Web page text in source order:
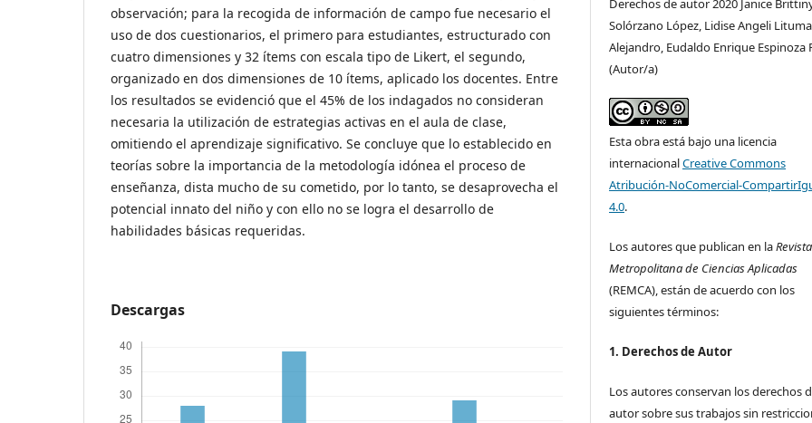
observación; para la recogida de información de campo fue necesario el
uso de dos cuestionarios, el primero para estudiantes, estructurado con
cuatro dimensiones y 32 ítems con escala tipo de Likert, el segundo,
organizado en dos dimensiones de 10 ítems, aplicado los docentes. Entre
los resultados se evidenció que el 45% de los indagados no consideran
necesaria la utilización de estrategias activas en el aula de clase,
omitiendo el aprendizaje significativo. Se concluye que lo establecido en
teorías sobre la importancia de la metodología idónea el proceso de
enseñanza, dista mucho de su cometido, por lo tanto, se desaprovecha el
potencial innato del niño y con ello no se logra el desarrollo de
habilidades básicas requeridas.
Descargas
Derechos de autor 2020 Janice
Solórzano López, Lidise Angeli Lituma
Alejandro, Eudaldo Enrique Espinoza
(Autor/a)
Esta obra está bajo una licencia
internacionalCreative Commons
Atribución-NoComercial-
4.0.
Los autores que publican en laRevista
Metropolitana de Ciencias Aplicadas
(REMCA), están de acuerdo con los
siguientes términos:
1. Derechos de Autor
Los autores conservan los derechos
autor sobre sus trabajos sin